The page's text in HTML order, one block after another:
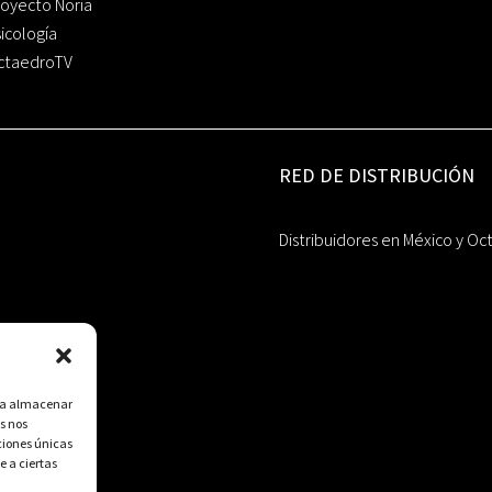
almacenar
nos
únicas
a ciertas
Noria
RED DE DISTRIBUCIÓN
Distribuidores en México y